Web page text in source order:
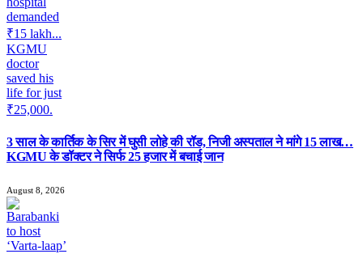
3 साल के कार्तिक के सिर में घुसी लोहे की रॉड, निजी अस्पताल ने मांगे 15 लाख…
KGMU के डॉक्टर ने सिर्फ 25 हजार में बचाई जान
August 8, 2026